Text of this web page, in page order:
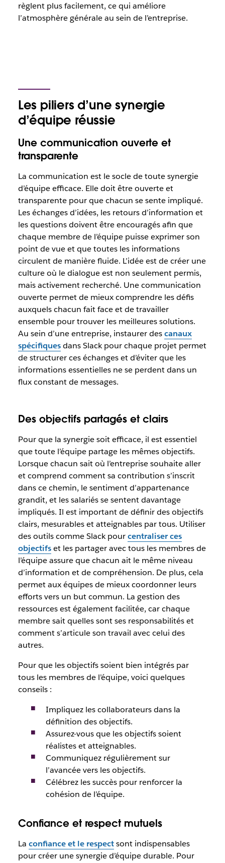
règlent plus facilement, ce qui améliore
l’atmosphère générale au sein de l’entreprise.
Les piliers d’une synergie
d’équipe réussie
Une communication ouverte et
transparente
La communication est le socle de toute synergie
d’équipe efficace. Elle doit être ouverte et
transparente pour que chacun se sente impliqué.
Les échanges d’idées, les retours d’information et
les questions doivent être encouragés afin que
chaque membre de l’équipe puisse exprimer son
point de vue et que toutes les informations
circulent de manière fluide. L’idée est de créer une
culture où le dialogue est non seulement permis,
mais activement recherché. Une communication
ouverte permet de mieux comprendre les défis
auxquels chacun fait face et de travailler
ensemble pour trouver les meilleures solutions.
Au sein d’une entreprise, instaurer descanaux
spécifiquesdans Slack pour chaque projet permet
de structurer ces échanges et d’éviter que les
informations essentielles ne se perdent dans un
flux constant de messages.
Des objectifs partagés et clairs
Pour que la synergie soit efficace, il est essentiel
que toute l’équipe partage les mêmes objectifs.
Lorsque chacun sait où l’entreprise souhaite aller
et comprend comment sa contribution s’inscrit
dans ce chemin, le sentiment d’appartenance
grandit, et les salariés se sentent davantage
impliqués. Il est important de définir des objectifs
clairs, mesurables et atteignables par tous. Utiliser
des outils comme Slack pourcentraliser ces
objectifset les partager avec tous les membres de
l’équipe assure que chacun ait le même niveau
d’information et de compréhension. De plus, cela
permet aux équipes de mieux coordonner leurs
efforts vers un but commun. La gestion des
ressources est également facilitée, car chaque
membre sait quelles sont ses responsabilités et
comment s’articule son travail avec celui des
autres.
Pour que les objectifs soient bien intégrés par
tous les membres de l’équipe, voici quelques
conseils :
Impliquez les collaborateurs dans la
définition des objectifs.
Assurez-vous que les objectifs soient
réalistes et atteignables.
Communiquez régulièrement sur
l’avancée vers les objectifs.
Célébrez les succès pour renforcer la
cohésion de l’équipe.
Confiance et respect mutuels
La confiance et le respectsont indispensables
pour créer une synergie d’équipe durable. Pour